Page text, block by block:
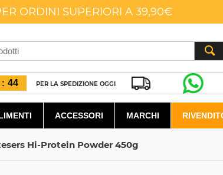
ORDINI SUPERIORI A 39,90€
: 43 PER LA SPEDIZIONE OGGI
ACCESSORI MARCHI
Hi-Protein Powder 450g